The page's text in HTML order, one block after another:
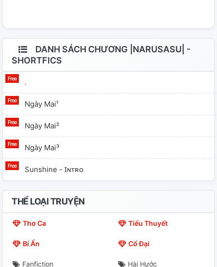
DANH SÁCH CHƯƠNG |NARUSASU| -
SHORTFICS
.
Ngày Mai¹
Ngày Mai²
Ngày Mai³
Sunshine - Ɪɴᴛʀᴏ
THỂ LOẠI TRUYỆN
Thơ Ca Tiểu Thuyết
Bí Ẩn Cổ Đại
Fanfiction Hài Hước